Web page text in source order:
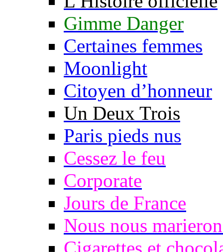
Gimme Danger
Certaines femmes
Moonlight
Citoyen d’honneur
Un Deux Trois
Paris pieds nus
Cessez le feu
Corporate
Jours de France
Nous nous